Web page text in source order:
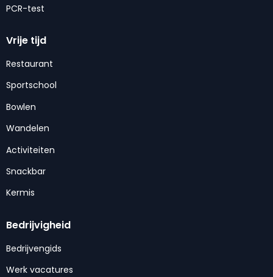
PCR-test
Vrije tijd
Restaurant
Sportschool
Bowlen
Wandelen
Activiteiten
Snackbar
Kermis
Bedrijvigheid
Bedrijvengids
Werk vacatures